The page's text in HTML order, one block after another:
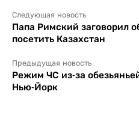
Следующая новость
Папа Римский заговорил
посетить Казахстан
Предыдущая новость
Режим ЧС из-за
Нью-Йорк